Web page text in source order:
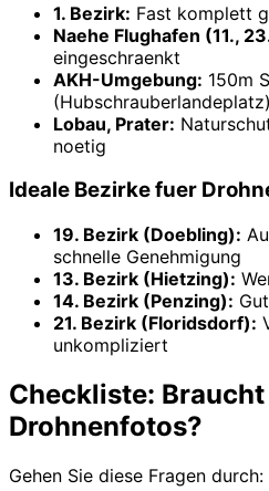
1. Bezirk: Fast komplett
Naehe Flughafen (11.,
eingeschraenkt
AKH-Umgebung: 150m
(Hubschrauberlandeplatz)
Lobau, Prater:
noetig
Ideale Bezirke fuer
19. Bezirk (Doebling):
schnelle Genehmigung
13. Bezirk (Hietzing):
14. Bezirk (Penzing):
21. Bezirk (Floridsdorf):
unkompliziert
Checkliste:
Drohnenfotos?
Gehen Sie diese Fragen durch: